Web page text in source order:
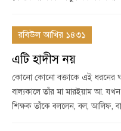
রবিউল আখির ১৪৩১
এটি হাদীস নয়
কোনো কোনো বক্তাকে এই ধরনের
বাল্যকালে তাঁর মা মারইয়াম আ.
শিক্ষক তাঁকে বললেন, বল, আলিফ,